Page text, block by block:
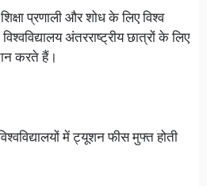
प्रणाली और शोध के लिए विश्व
अंतरराष्ट्रीय छात्रों के लिए
करते हैं।
में ट्यूशन फीस मुफ्त होती